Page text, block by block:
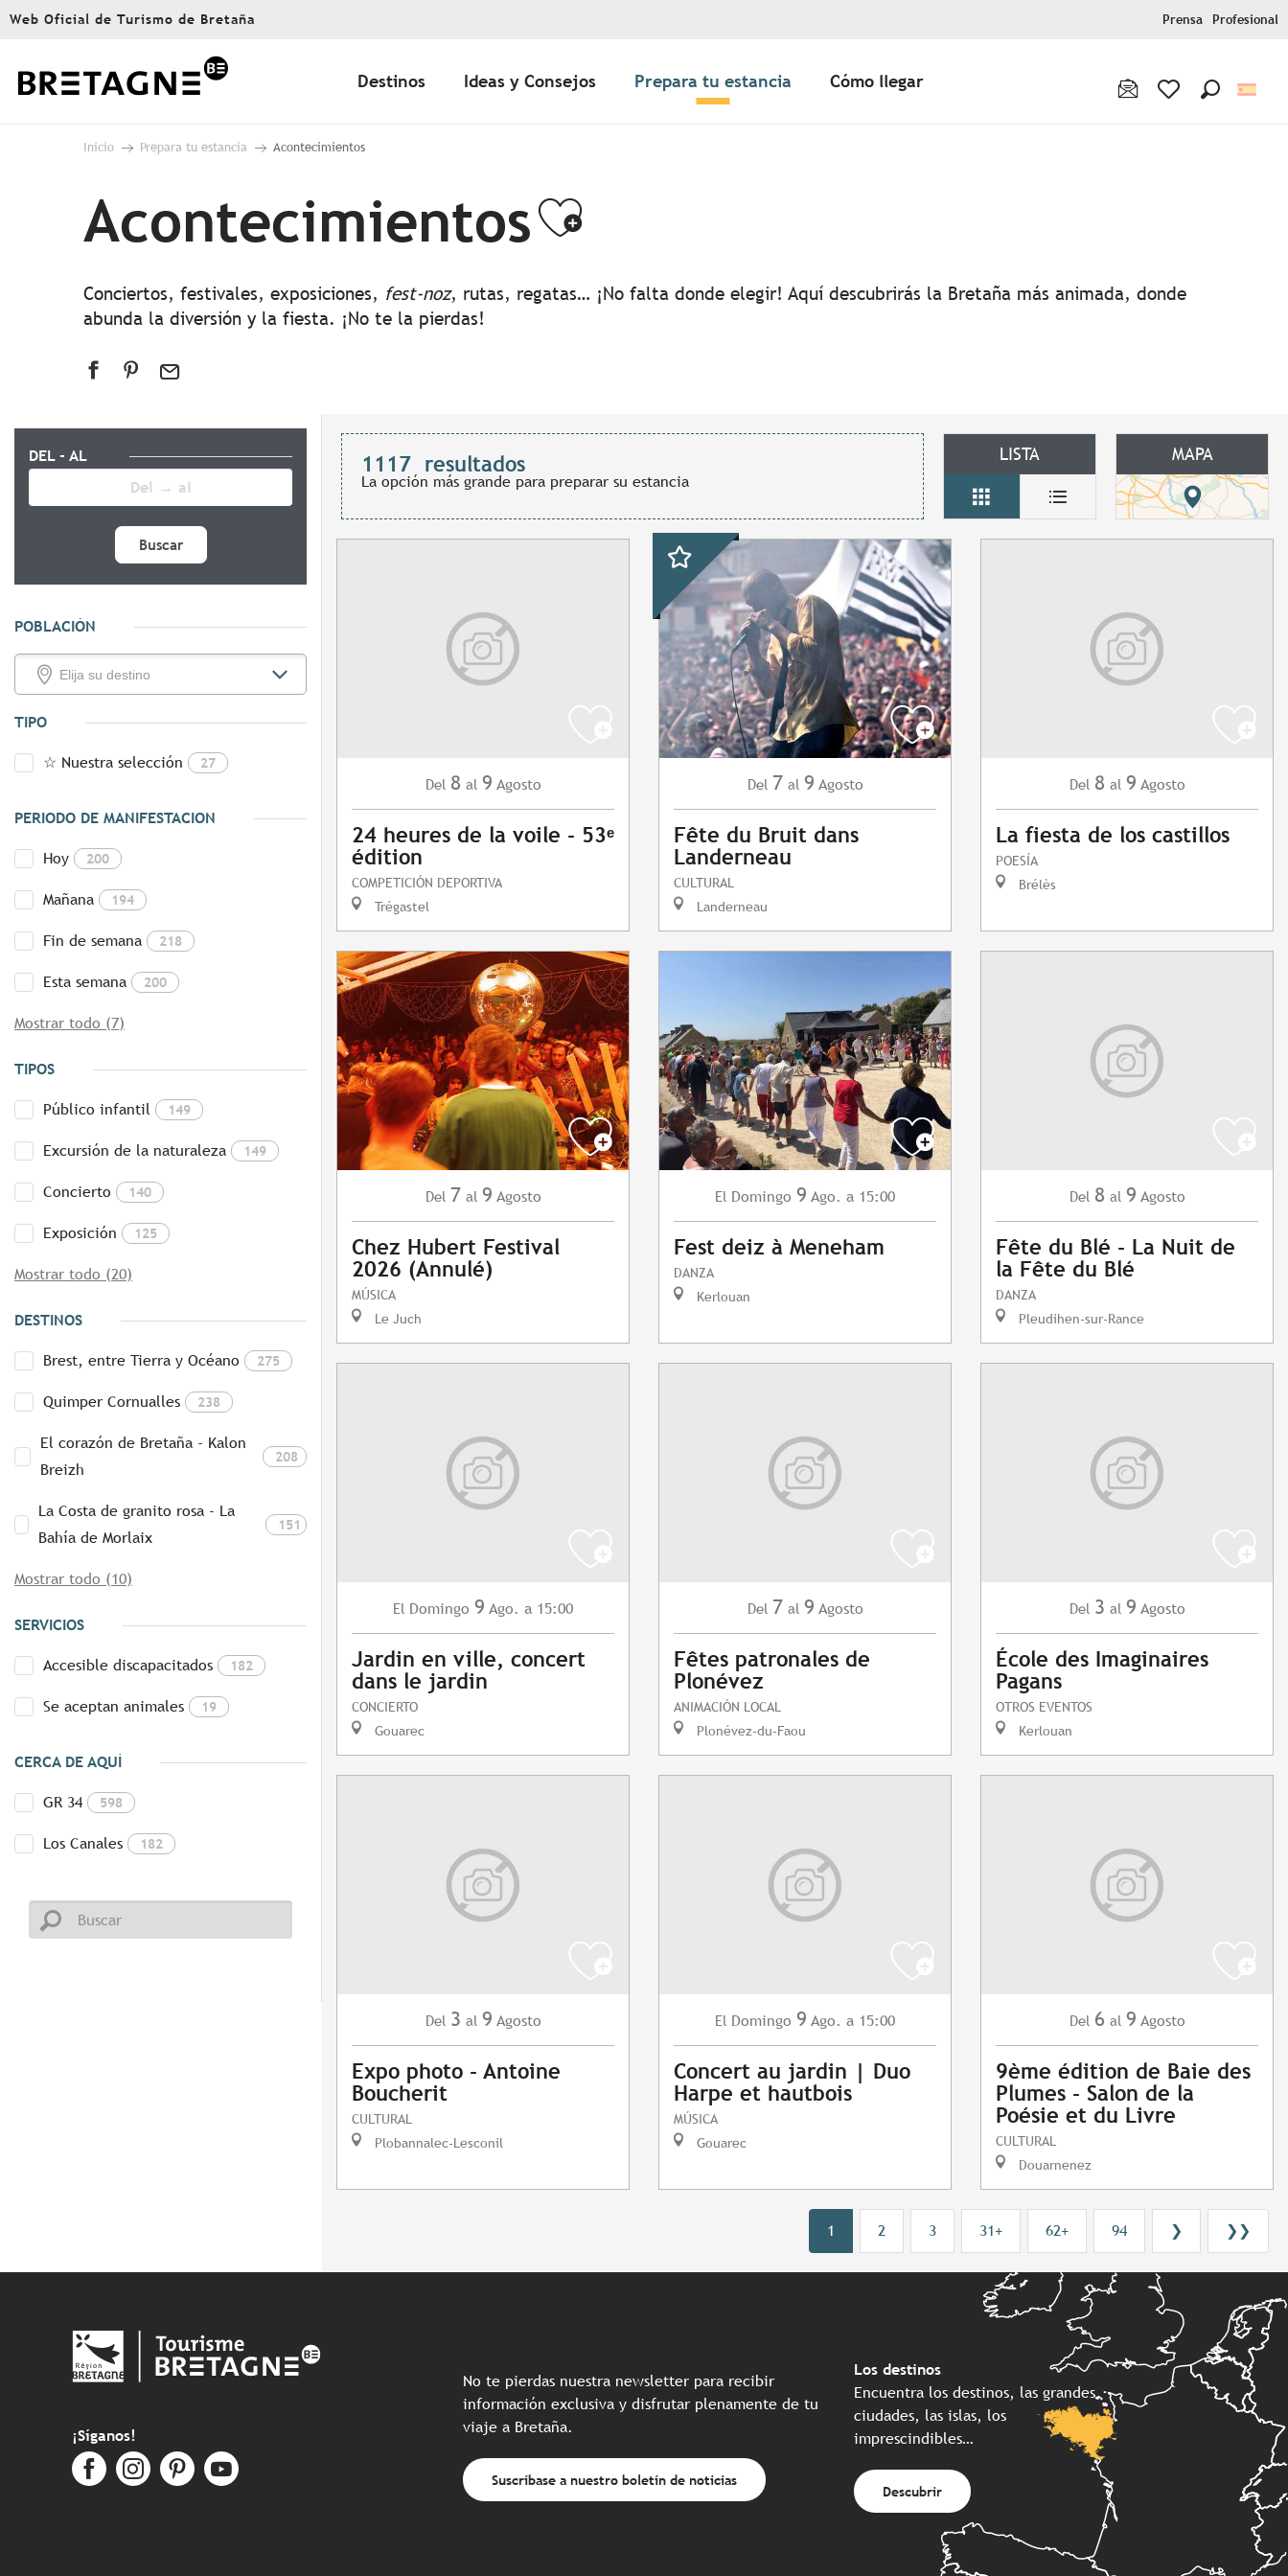
Aller
principal
Web Oficial de Turismo de Bretaña Prensa Profesional
Destinos Ideas y Consejos Prepara tu estancia Cómo llegar
Inicio Prepara tu estancia Acontecimientos
AcontecimientosAjouter aux favoris
Conciertos, festivales, exposiciones, fest-noz, rutas, regatas… ¡No falta donde elegir! Aquí descubrirás la Bretaña más animada, donde
abunda la diversión y la fiesta. ¡No te la pierdas!
DEL - AL
Buscar
POBLACIÓN
TIPO
☆ Nuestra selección 27
PERIODO DE MANIFESTACION
Hoy 200
Mañana 194
Fin de semana 218
Esta semana 200
Mostrar todo (7)
TIPOS
Público infantil 149
Excursión de la naturaleza 149
Concierto 140
Exposición 125
Mostrar todo (20)
DESTINOS
Brest, entre Tierra y Océano 275
Quimper Cornualles 238
El corazón de Bretaña - Kalon
Breizh
208
La Costa de granito rosa - La
Bahía de Morlaix
151
Mostrar todo (10)
SERVICIOS
Accesible discapacitados 182
Se aceptan animales 19
CERCA DE AQUÍ
GR 34 598
Los Canales 182
1117 resultados
La opción más grande para preparar su estancia
LISTA MAPA
Del 8 al 9 Agosto
24 heures de la voile - 53ᵉ
édition
COMPETICIÓN DEPORTIVA
Trégastel
Del 7 al 9 Agosto
Fête du Bruit dans
Landerneau
CULTURAL
Landerneau
Del 8 al 9 Agosto
La fiesta de los castillos
POESÍA
Brélès
Del 7 al 9 Agosto
Chez Hubert Festival
2026 (Annulé)
MÚSICA
Le Juch
El Domingo 9 Ago. a 15:00
Fest deiz à Meneham
DANZA
Kerlouan
Del 8 al 9 Agosto
Fête du Blé - La Nuit de
la Fête du Blé
DANZA
Pleudihen-sur-Rance
El Domingo 9 Ago. a 15:00
Jardin en ville, concert
dans le jardin
CONCIERTO
Gouarec
Del 7 al 9 Agosto
Fêtes patronales de
Plonévez
ANIMACIÓN LOCAL
Plonévez-du-Faou
Del 3 al 9 Agosto
École des Imaginaires
Pagans
OTROS EVENTOS
Kerlouan
Del 3 al 9 Agosto
Expo photo - Antoine
Boucherit
CULTURAL
Plobannalec-Lesconil
El Domingo 9 Ago. a 15:00
Concert au jardin | Duo
Harpe et hautbois
MÚSICA
Gouarec
Del 6 al 9 Agosto
9ème édition de Baie des
Plumes - Salon de la
Poésie et du Livre
CULTURAL
Douarnenez
1 2 3 31+ 62+ 94 ❯ ❯❯
¡Síganos!
No te pierdas nuestra newsletter para recibir
información exclusiva y disfrutar plenamente de tu
viaje a Bretaña.
Suscríbase a nuestro boletín de noticias
Los destinos
Encuentra los destinos, las grandes
ciudades, las islas, los
imprescindibles…
Descubrir